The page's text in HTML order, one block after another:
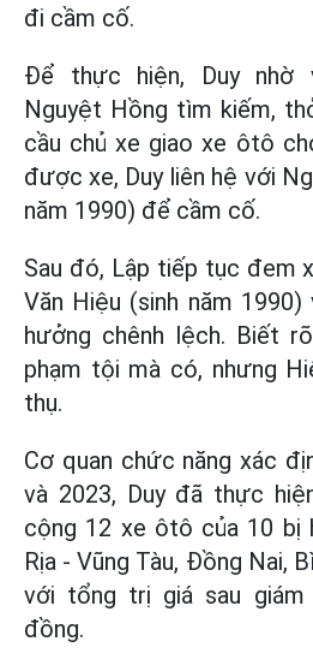
đi cầm cố.
Để thực hiện, Duy nhờ
Nguyệt Hồng tìm kiếm,
cầu chủ xe giao xe ôtô
được xe, Duy liên hệ với
năm 1990) để cầm cố.
Sau đó, Lập tiếp tục đem
Văn Hiệu (sinh năm
hưởng chênh lệch. Biết
phạm tội mà có, nhưng
thụ.
Cơ quan chức năng xác
và 2023, Duy đã thực
cộng 12 xe ôtô của 10 bị
Rịa - Vũng Tàu, Đồng Nai,
với tổng trị giá sau
đồng.